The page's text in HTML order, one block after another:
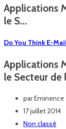
Applications
le S...
Do You Think E-
Applications
le Secteur de
parEminence
17 juillet 2014
Non classé